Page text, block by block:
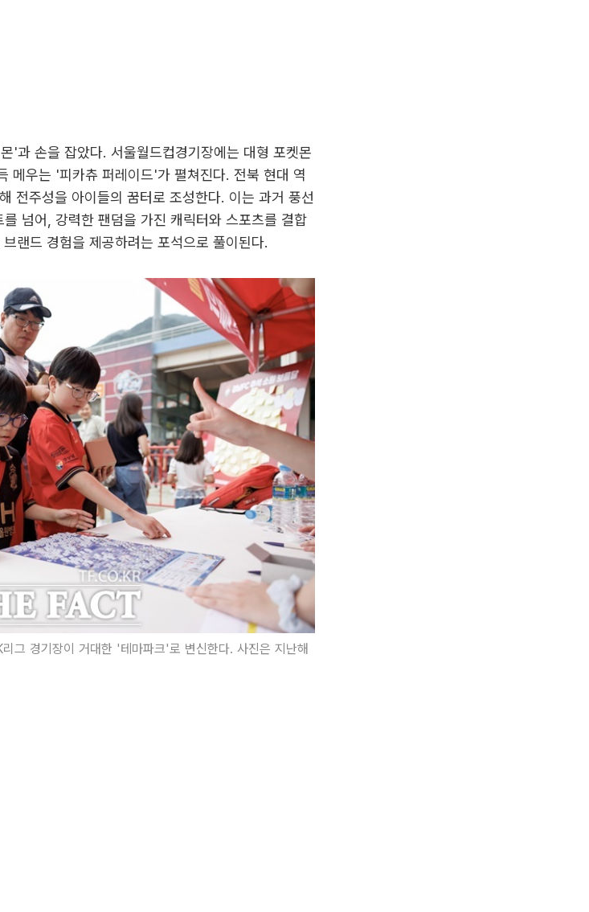
'과 손을 잡았다. 서울월드컵경기장에는 대형 포켓몬
메우는 '피카츄 퍼레이드'가 펼쳐진다. 전북 현대 역
전주성을 아이들의 꿈터로 조성한다. 이는 과거 풍선
넘어, 강력한 팬덤을 가진 캐릭터와 스포츠를 결합
랜드 경험을 제공하려는 포석으로 풀이된다.
그 경기장이 거대한 '테마파크'로 변신한다. 사진은 지난해